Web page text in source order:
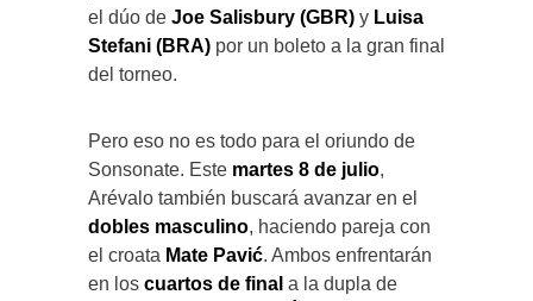
el dúo de Joe Salisbury (GBR) y Luisa
Stefani (BRA) por un boleto a la gran final
del torneo.
Pero eso no es todo para el oriundo de
Sonsonate. Este martes 8 de julio,
Arévalo también buscará avanzar en el
dobles masculino, haciendo pareja con
el croata Mate Pavić. Ambos enfrentarán
en los cuartos de final a la dupla de